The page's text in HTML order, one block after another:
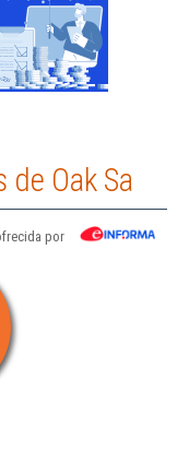
Oak Sa
por